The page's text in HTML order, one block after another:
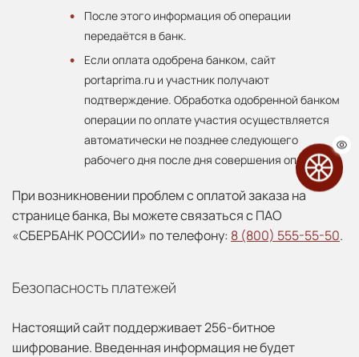
После этого информация об операции
передаётся в банк.
Если оплата одобрена банком, сайт
portaprima.ru и участник получают
подтверждение. Обработка одобренной банком
операции по оплате участия осуществляется
автоматически не позднее следующего
рабочего дня после дня совершения операции.
При возникновении проблем с оплатой заказа на
странице банка, Вы можете связаться с ПАО
«СБЕРБАНК РОССИИ» по телефону: 8 (800) 555-55-50.
Безопасность платежей
Настоящий сайт поддерживает 256-битное
шифрование. Введенная информация не будет